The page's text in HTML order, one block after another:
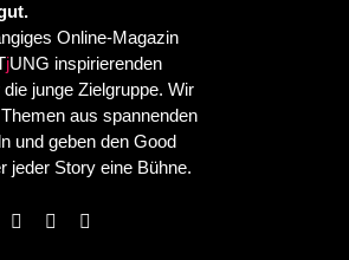
Online-Magazin
jUNG inspirierenden
junge Zielgruppe. Wir
aus spannenden
und geben den Good
jeder Story eine Bühne.